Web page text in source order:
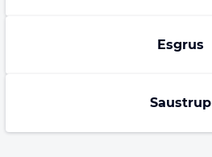
Esgrus
Saustrup